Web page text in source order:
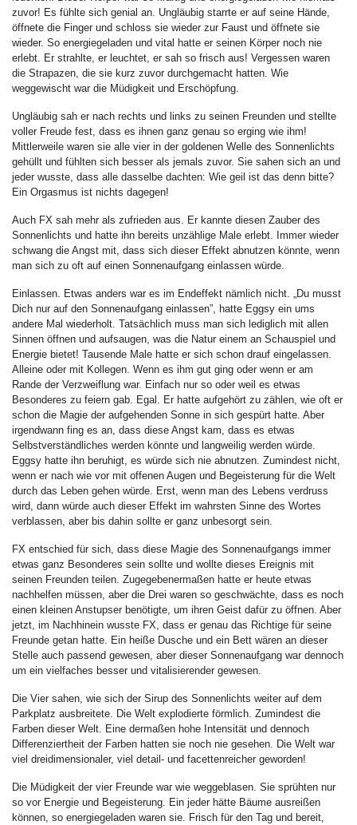
zuvor! Es fühlte sich genial an. Ungläubig starrte er auf seine Hände,
öffnete die Finger und schloss sie wieder zur Faust und öffnete sie
wieder. So energiegeladen und vital hatte er seinen Körper noch nie
erlebt. Er strahlte, er leuchtet, er sah so frisch aus! Vergessen waren
die Strapazen, die sie kurz zuvor durchgemacht hatten. Wie
weggewischt war die Müdigkeit und Erschöpfung.
Ungläubig sah er nach rechts und links zu seinen Freunden und stellte
voller Freude fest, dass es ihnen ganz genau so erging wie ihm!
Mittlerweile waren sie alle vier in der goldenen Welle des Sonnenlichts
gehüllt und fühlten sich besser als jemals zuvor. Sie sahen sich an und
jeder wusste, dass alle dasselbe dachten: Wie geil ist das denn bitte?
Ein Orgasmus ist nichts dagegen!
Auch FX sah mehr als zufrieden aus. Er kannte diesen Zauber des
Sonnenlichts und hatte ihn bereits unzählige Male erlebt. Immer wieder
schwang die Angst mit, dass sich dieser Effekt abnutzen könnte, wenn
man sich zu oft auf einen Sonnenaufgang einlassen würde.
Einlassen. Etwas anders war es im Endeffekt nämlich nicht. „Du musst
Dich nur auf den Sonnenaufgang einlassen”, hatte Eggsy ein ums
andere Mal wiederholt. Tatsächlich muss man sich lediglich mit allen
Sinnen öffnen und aufsaugen, was die Natur einem an Schauspiel und
Energie bietet! Tausende Male hatte er sich schon drauf eingelassen.
Alleine oder mit Kollegen. Wenn es ihm gut ging oder wenn er am
Rande der Verzweiflung war. Einfach nur so oder weil es etwas
Besonderes zu feiern gab. Egal. Er hatte aufgehört zu zählen, wie oft er
schon die Magie der aufgehenden Sonne in sich gespürt hatte. Aber
irgendwann fing es an, dass diese Angst kam, dass es etwas
Selbstverständliches werden könnte und langweilig werden würde.
Eggsy hatte ihn beruhigt, es würde sich nie abnutzen. Zumindest nicht,
wenn er nach wie vor mit offenen Augen und Begeisterung für die Welt
durch das Leben gehen würde. Erst, wenn man des Lebens verdruss
wird, dann würde auch dieser Effekt im wahrsten Sinne des Wortes
verblassen, aber bis dahin sollte er ganz unbesorgt sein.
FX entschied für sich, dass diese Magie des Sonnenaufgangs immer
etwas ganz Besonderes sein sollte und wollte dieses Ereignis mit
seinen Freunden teilen. Zugegebenermaßen hatte er heute etwas
nachhelfen müssen, aber die Drei waren so geschwächte, dass es noch
einen kleinen Anstupser benötigte, um ihren Geist dafür zu öffnen. Aber
jetzt, im Nachhinein wusste FX, dass er genau das Richtige für seine
Freunde getan hatte. Ein heiße Dusche und ein Bett wären an dieser
Stelle auch passend gewesen, aber dieser Sonnenaufgang war dennoch
um ein vielfaches besser und vitalisierender gewesen.
Die Vier sahen, wie sich der Sirup des Sonnenlichts weiter auf dem
Parkplatz ausbreitete. Die Welt explodierte förmlich. Zumindest die
Farben dieser Welt. Eine dermaßen hohe Intensität und dennoch
Differenziertheit der Farben hatten sie noch nie gesehen. Die Welt war
viel dreidimensionaler, viel detail- und facettenreicher geworden!
Die Müdigkeit der vier Freunde war wie weggeblasen. Sie sprühten nur
so vor Energie und Begeisterung. Ein jeder hätte Bäume ausreißen
können, so energiegeladen waren sie. Frisch für den Tag und bereit,